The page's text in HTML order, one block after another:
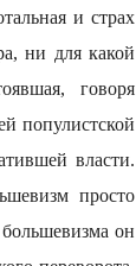
и страх
ни для какой
говоря
популистской
власти.
просто
он